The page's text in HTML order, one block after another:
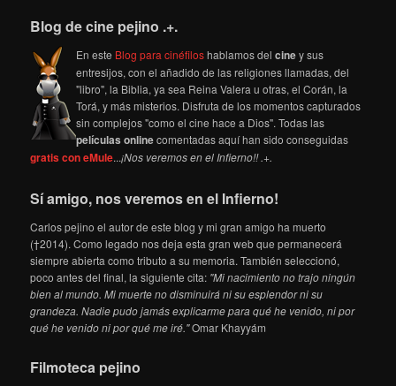
Blog de cine pejino .+.
En este Blog para cinéfiloshablamos delciney sus
entresijos, con el añadido de las religiones llamadas, del
"libro", la Biblia, ya sea Reina Valera u otras, el Corán, la
Torá, y más misterios. Disfruta de los momentos capturados
sin complejos "como el cine hace a Dios". Todas las
películas onlinecomentadas aquí han sido conseguidas
gratis con eMule...¡Nos veremos en el Infierno!! .+.
Sí amigo, nos veremos en el Infierno!
Carlos pejino el autor de este blog y mi gran amigo ha muerto
(†2014). Como legado nos deja esta gran web que permanecerá
siempre abierta como tributo a su memoria. También seleccionó,
poco antes del final, la siguiente cita: "Mi nacimiento no trajo ningún
bien al mundo. Mi muerte no disminuirá ni su esplendor ni su
grandeza. Nadie pudo jamás explicarme para qué he venido, ni por
qué he venido ni por qué me iré."Omar Khayyám
Filmoteca pejino